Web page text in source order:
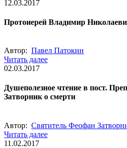
12.03.2017
Протоиерей Владимир
Автор: Павел Патокин
Читать далее
02.03.2017
Душеполезное чтение в пост.
Затворник о смерти
Автор: Святитель Феофан
Читать далее
11.02.2017